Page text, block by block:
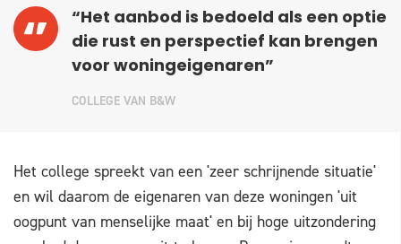
“Het aanbod is bedoeld als een optie
die rust en perspectief kan brengen
voor woningeigenaren”
COLLEGE VAN B&W
Het college spreekt van een 'zeer schrijnende situatie'
en wil daarom de eigenaren van deze woningen 'uit
oogpunt van menselijke maat' en bij hoge uitzondering